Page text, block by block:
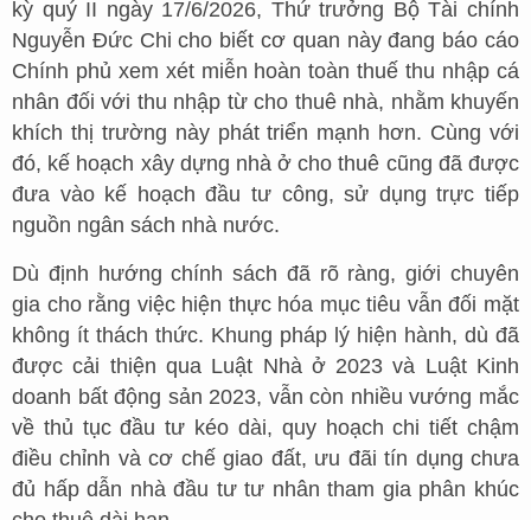
kỳ quý II ngày 17/6/2026, Thứ trưởng Bộ Tài chính
Nguyễn Đức Chi cho biết cơ quan này đang báo cáo
Chính phủ xem xét miễn hoàn toàn thuế thu nhập cá
nhân đối với thu nhập từ cho thuê nhà, nhằm khuyến
khích thị trường này phát triển mạnh hơn. Cùng với
đó, kế hoạch xây dựng nhà ở cho thuê cũng đã được
đưa vào kế hoạch đầu tư công, sử dụng trực tiếp
nguồn ngân sách nhà nước.
Dù định hướng chính sách đã rõ ràng, giới chuyên
gia cho rằng việc hiện thực hóa mục tiêu vẫn đối mặt
không ít thách thức. Khung pháp lý hiện hành, dù đã
được cải thiện qua Luật Nhà ở 2023 và Luật Kinh
doanh bất động sản 2023, vẫn còn nhiều vướng mắc
về thủ tục đầu tư kéo dài, quy hoạch chi tiết chậm
điều chỉnh và cơ chế giao đất, ưu đãi tín dụng chưa
đủ hấp dẫn nhà đầu tư tư nhân tham gia phân khúc